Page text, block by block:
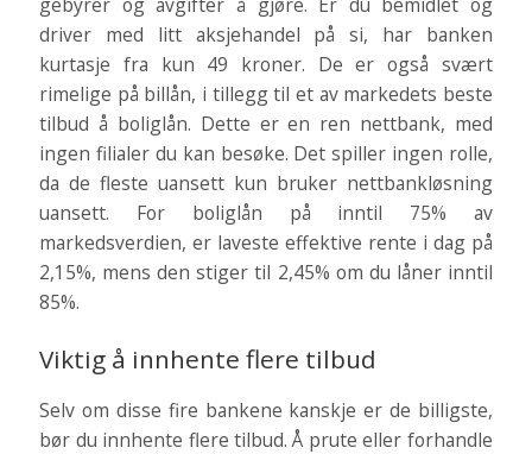
driver med litt aksjehandel på si, har banken
kurtasje fra kun 49 kroner. De er også svært
rimelige på billån, i tillegg til et av markedets beste
tilbud å boliglån. Dette er en ren nettbank, med
ingen filialer du kan besøke. Det spiller ingen rolle,
da de fleste uansett kun bruker nettbankløsning
uansett. For boliglån på inntil 75% av
markedsverdien, er laveste effektive rente i dag på
2,15%, mens den stiger til 2,45% om du låner inntil
85%.
Viktig å innhente flere tilbud
Selv om disse fire bankene kanskje er de billigste,
bør du innhente flere tilbud. Å prute eller forhandle